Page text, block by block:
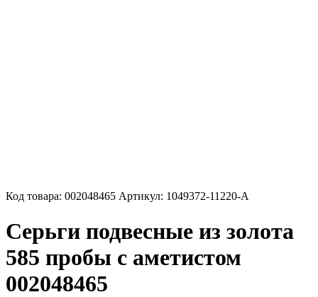
Код товара: 002048465 Артикул: 1049372-11220-A
Серьги подвесные из золота
585 пробы с аметистом
002048465